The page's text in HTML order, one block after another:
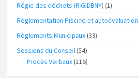
Régie des déchets (RIGIDBNY) (1)
Règlementation Piscine et autoévaluation
Règlements Municipaux(33)
Sessions du Conseil(54)
Procès Verbaux(116)